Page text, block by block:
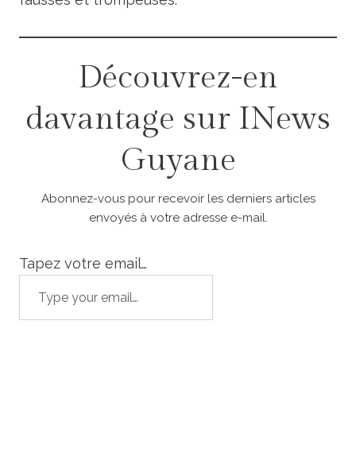
Découvrez-en
davantage sur INews
Guyane
Abonnez-vous pour recevoir les derniers articles
envoyés à votre adresse e-mail.
Tapez votre email…